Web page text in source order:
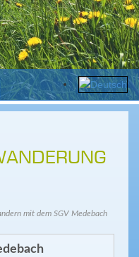
mit dem SGV Medebach